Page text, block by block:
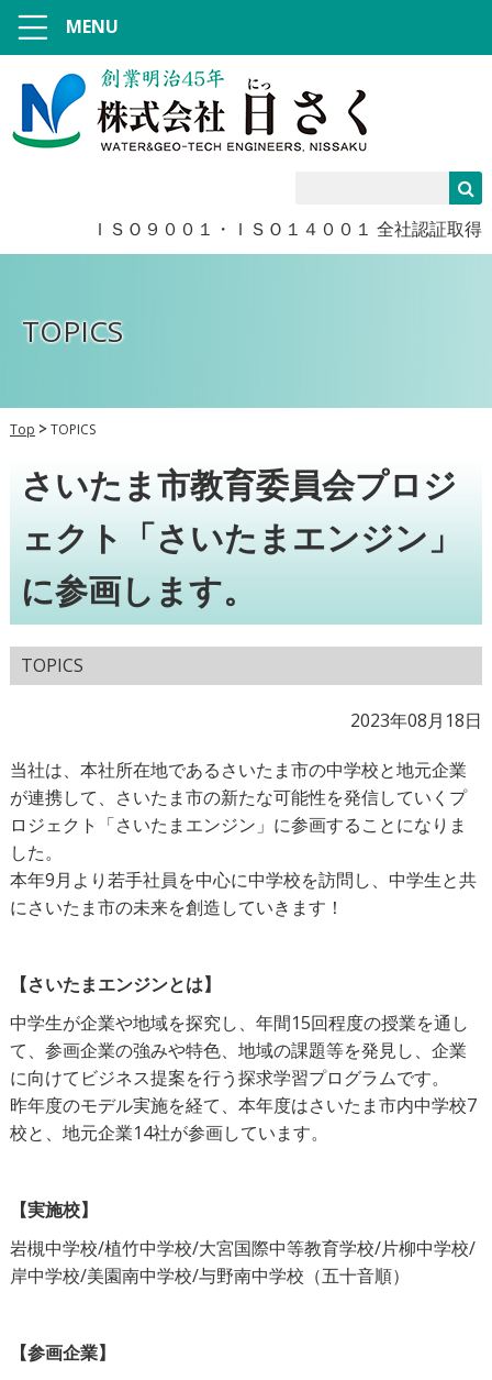
ＩＳＯ９００１・ＩＳＯ１４００１ 全社認証取得
MENU
TOPICS
Top TOPICS
さいたま市教育委員会プロジ
ェクト「さいたまエンジン」
に参画します。
TOPICS
2023年08月18日
当社は、本社所在地であるさいたま市の中学校と地元企業
が連携して、さいたま市の新たな可能性を発信していくプ
ロジェクト「さいたまエンジン」に参画することになりま
した。
本年9月より若手社員を中心に中学校を訪問し、中学生と共
にさいたま市の未来を創造していきます！
【さいたまエンジンとは】
中学生が企業や地域を探究し、年間15回程度の授業を通し
て、参画企業の強みや特色、地域の課題等を発見し、企業
に向けてビジネス提案を行う探求学習プログラムです。
昨年度のモデル実施を経て、本年度はさいたま市内中学校7
校と、地元企業14社が参画しています。
【実施校】
岩槻中学校/植竹中学校/大宮国際中等教育学校/片柳中学校/
岸中学校/美園南中学校/与野南中学校（五十音順）
【参画企業】